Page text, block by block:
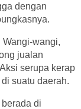
dengan
wangi,
jualan
serupa kerap
suatu daerah.
di